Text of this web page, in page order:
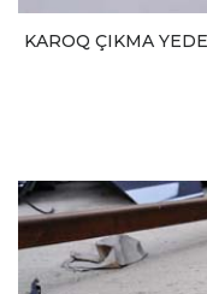
KAROQ ÇIKMA